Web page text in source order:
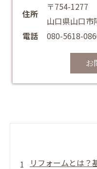
住所
〒754-1277
山口県山口市
電話
080-5618-
お
リフォームとは？